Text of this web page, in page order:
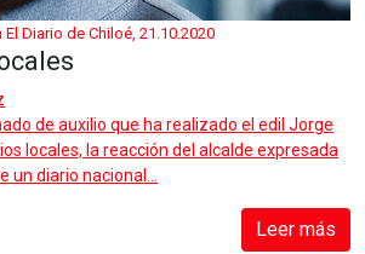
Diario de Chiloé, 21.10.2020
de auxilio que ha realizado el edil Jorge
locales, la reacción del alcalde expresada
diario nacional...
Leer más